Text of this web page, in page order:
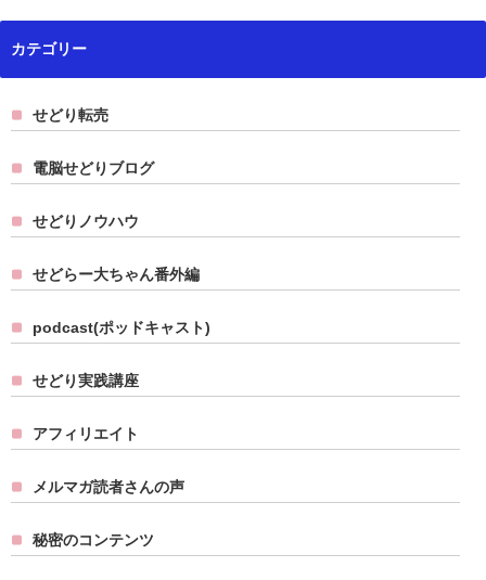
カテゴリー
せどり転売
電脳せどりブログ
せどりノウハウ
せどらー大ちゃん番外編
podcast(ポッドキャスト)
せどり実践講座
アフィリエイト
メルマガ読者さんの声
秘密のコンテンツ